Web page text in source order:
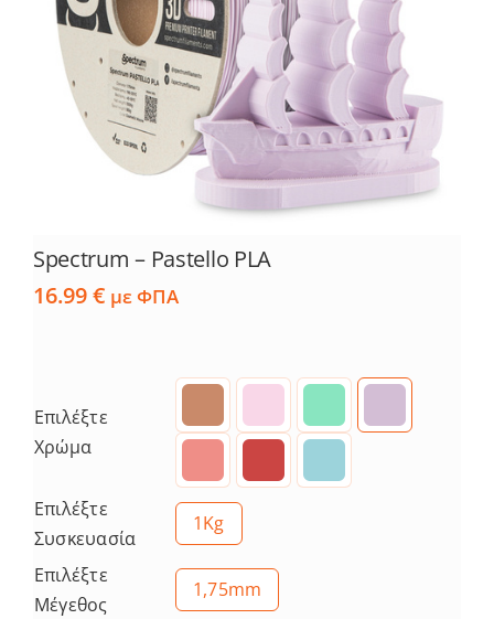
Services
Academy
Software
Blog
Spectrum – Pastello PLA
16.99€ με ΦΠΑ
Επιλέξτε
Χρώμα
Επιλέξτε
Συσκευασία
1Kg
Επιλέξτε
Μέγεθος
1,75mm